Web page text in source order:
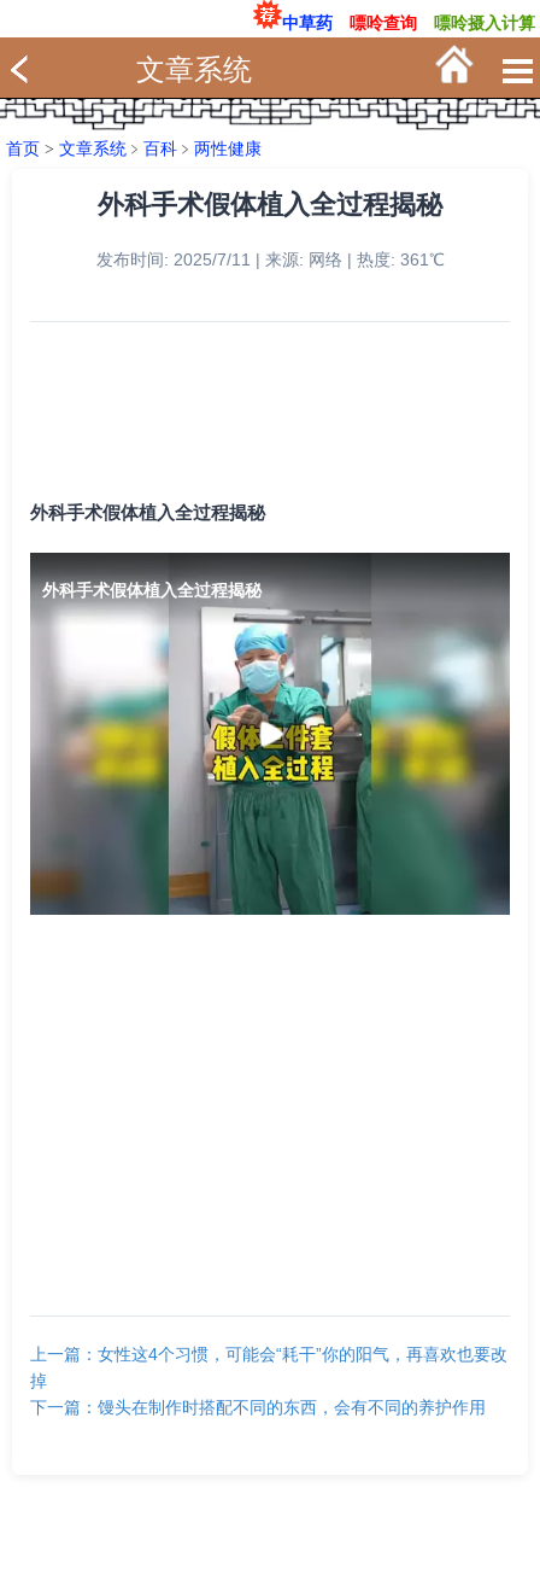
中草药 嘌呤查询 嘌呤摄入计算
文章系统
首页 > 文章系统 ﹥ 百科 ﹥ 两性健康
外科手术假体植入全过程揭秘
发布时间: 2025/7/11 | 来源: 网络 | 热度: 361℃
外科手术假体植入全过程揭秘
上一篇：女性这4个习惯，可能会“耗干”你的阳气，再喜欢也要改
掉
下一篇：馒头在制作时搭配不同的东西，会有不同的养护作用